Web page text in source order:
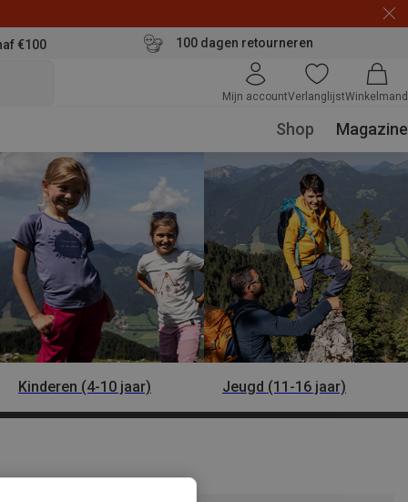
€100 100 dagen retourneren
Mijn accountVerlanglijstWinkelmand
Shop Magazine
Kinderen (4-10 jaar) Jeugd (11-16 jaar)